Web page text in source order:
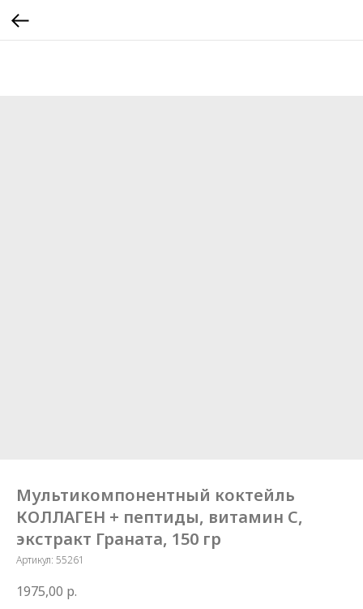
Мультикомпонентный коктейль
КОЛЛАГЕН + пептиды, витамин С,
экстракт Граната, 150 гр
Артикул: 55261
1975,00 р.